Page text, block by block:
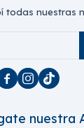
todas nuestras
  
nuestra